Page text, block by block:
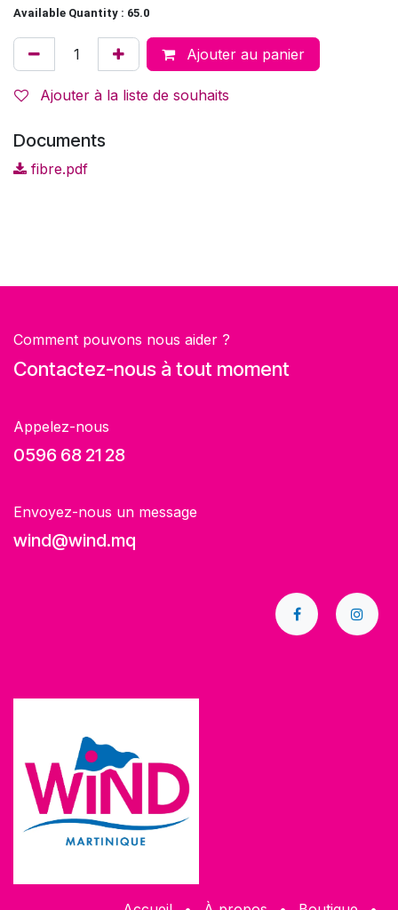
Available Quantity : 65.0
Ajouter au panier
Ajouter à la liste de souhaits
Documents
fibre.pdf
Comment pouvons nous aider ?
Contactez-nous à tout moment
Appelez-nous
0596 68 21 28
Envoyez-nous un message
wind@wind.mq